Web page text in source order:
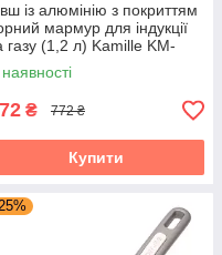
із алюмінію з покриттям
мармур для індукції
газу (1,2 л) Kamille KM-
₴ 772 ₴
Купити